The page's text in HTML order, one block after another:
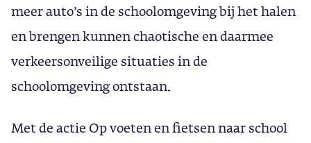
meer auto’s in de schoolomgeving bij het halen
en brengen kunnen chaotische en daarmee
verkeersonveilige situaties in de
schoolomgeving ontstaan.
Met de actie Op voeten en fietsen naar school